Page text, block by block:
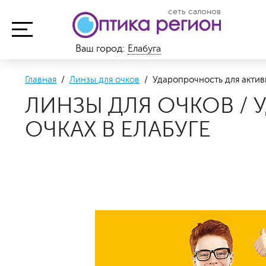
сеть салонов
Ваш город: Елабуга
Главная / Линзы для очков / Ударопрочность для
ЛИНЗЫ ДЛЯ ОЧКОВ /
ОЧКАХ В ЕЛАБУГЕ